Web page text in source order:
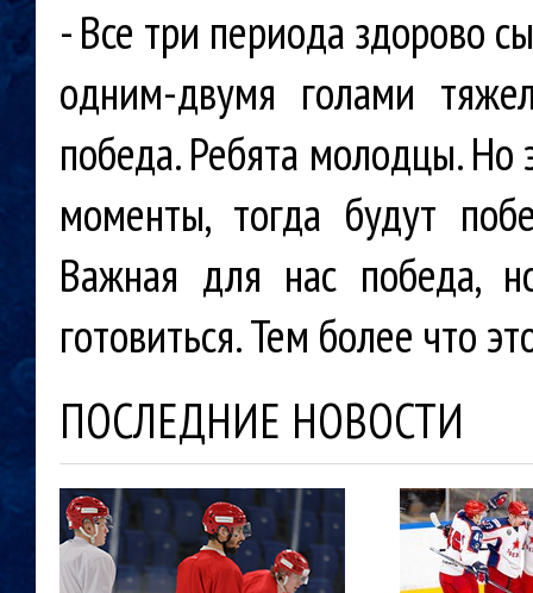
- Все три периода здорово
одним-двумя голами
победа. Ребята молодцы. Но
моменты, тогда будут
Важная для нас победа,
готовиться. Тем более что
ПОСЛЕДНИЕ НОВОСТИ